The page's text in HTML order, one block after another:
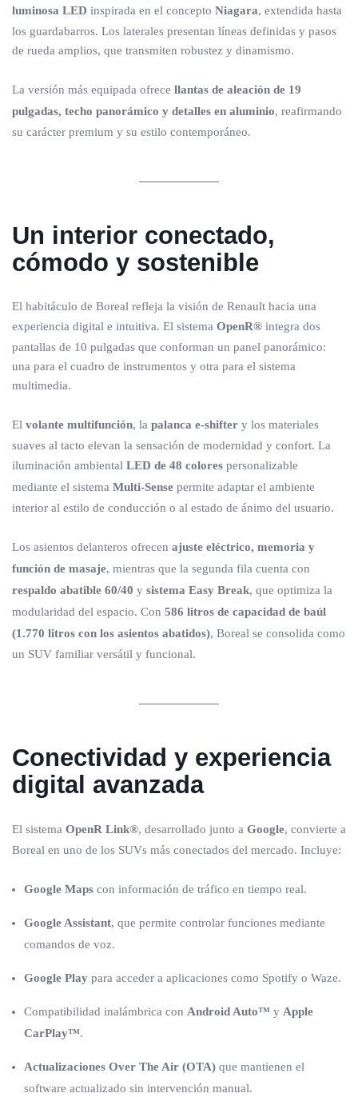
luminosa LED inspirada en el concepto Niagara, extendida hasta
los guardabarros. Los laterales presentan líneas definidas y pasos
de rueda amplios, que transmiten robustez y dinamismo.
La versión más equipada ofrece llantas de aleación de 19
pulgadas, techo panorámico y detalles en aluminio, reafirmando
su carácter premium y su estilo contemporáneo.
Un interior conectado,
cómodo y sostenible
El habitáculo de Boreal refleja la visión de Renault hacia una
experiencia digital e intuitiva. El sistema OpenR® integra dos
pantallas de 10 pulgadas que conforman un panel panorámico:
una para el cuadro de instrumentos y otra para el sistema
multimedia.
El volante multifunción, la palanca e-shifter y los materiales
suaves al tacto elevan la sensación de modernidad y confort. La
iluminación ambiental LED de 48 colores personalizable
mediante el sistema Multi-Sense permite adaptar el ambiente
interior al estilo de conducción o al estado de ánimo del usuario.
Los asientos delanteros ofrecen ajuste eléctrico, memoria y
función de masaje, mientras que la segunda fila cuenta con
respaldo abatible 60/40 y sistema Easy Break, que optimiza la
modularidad del espacio. Con 586 litros de capacidad de baúl
(1.770 litros con los asientos abatidos), Boreal se consolida como
un SUV familiar versátil y funcional.
Conectividad y experiencia
digital avanzada
El sistema OpenR Link®, desarrollado junto a Google, convierte a
Boreal en uno de los SUVs más conectados del mercado. Incluye:
Google Maps con información de tráfico en tiempo real.
Google Assistant, que permite controlar funciones mediante
comandos de voz.
Google Play para acceder a aplicaciones como Spotify o Waze.
Compatibilidad inalámbrica con Android Auto™ y Apple
CarPlay™.
Actualizaciones Over The Air (OTA) que mantienen el
software actualizado sin intervención manual.